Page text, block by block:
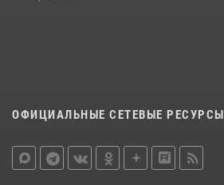
ОФИЦИАЛЬНЫЕ СЕТЕВЫЕ РЕСУРСЫ